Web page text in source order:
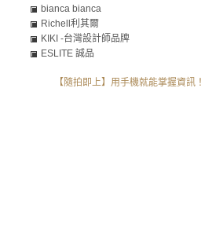
bianca bianca
Richell利其爾
KIKI -台灣設計師品牌
ESLITE 誠品
【隨拍即上】用手機就能掌握資訊！